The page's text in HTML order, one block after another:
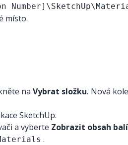
místo.
na Vybrat složku. Nová
SketchUp.
a vyberte Zobrazit obsah
.